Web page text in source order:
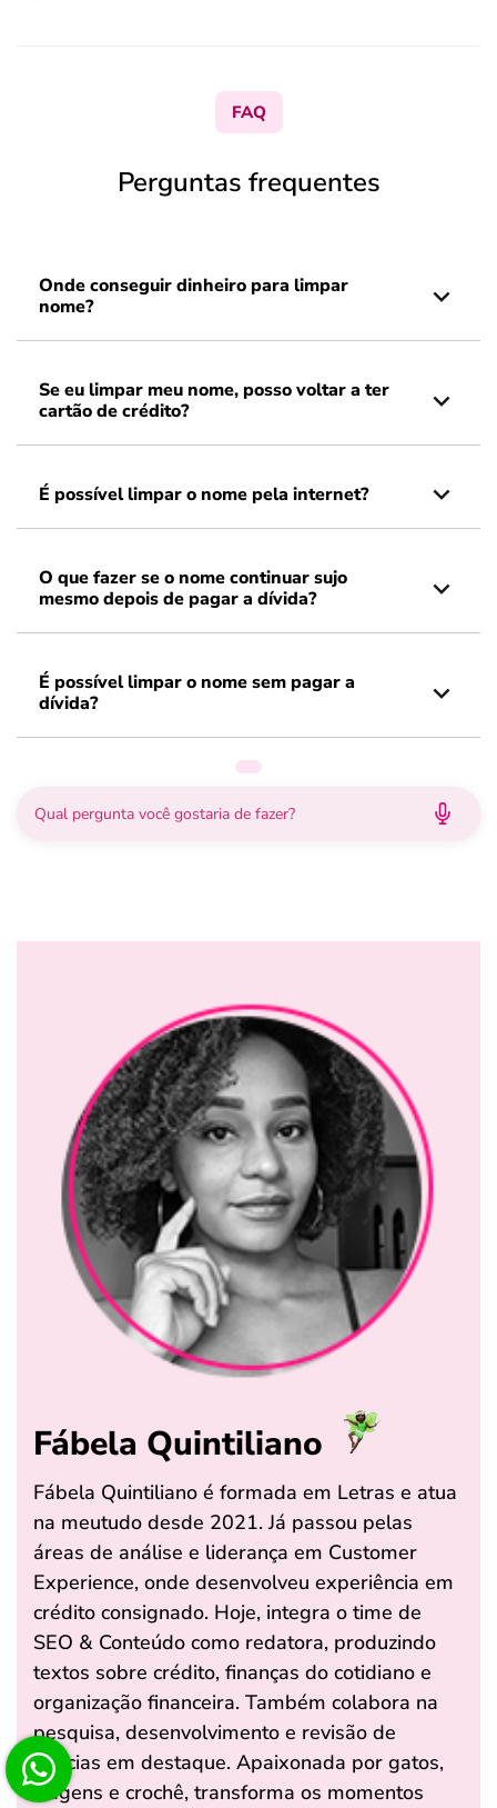
FAQ
Perguntas frequentes
Onde conseguir dinheiro para limpar
nome?
Se eu limpar meu nome, posso voltar a ter
cartão de crédito?
É possível limpar o nome pela internet?
O que fazer se o nome continuar sujo
mesmo depois de pagar a dívida?
É possível limpar o nome sem pagar a
dívida?
Fábela Quintiliano
Fábela Quintiliano é formada em Letras e atua
na meutudo desde 2021. Já passou pelas
áreas de análise e liderança em Customer
Experience, onde desenvolveu experiência em
crédito consignado. Hoje, integra o time de
SEO & Conteúdo como redatora, produzindo
textos sobre crédito, finanças do cotidiano e
organização financeira. Também colabora na
pesquisa, desenvolvimento e revisão de
notícias em destaque. Apaixonada por gatos,
viagens e crochê, transforma os momentos